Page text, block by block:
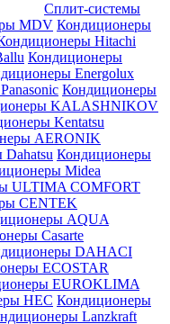
Сплит-системы
MDV Кондиционеры
Hitachi
Кондиционеры
Energolux
Кондиционеры
KALASHNIKOV
Kentatsu
AERONIK
Кондиционеры
Midea
ULTIMA COMFORT
CENTEK
AQUA
Casarte
DAHACI
ECOSTAR
EUROKLIMA
HEC Кондиционеры
Lanzkraft